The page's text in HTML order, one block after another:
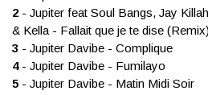
2 - Jupiter feat Soul Bangs, Jay
& Kella - Fallait que je te dise (Remix)
3 - Jupiter Davibe - Complique
4- Jupiter Davibe - Fumilayo
5 - Jupiter Davibe - Matin Midi Soir